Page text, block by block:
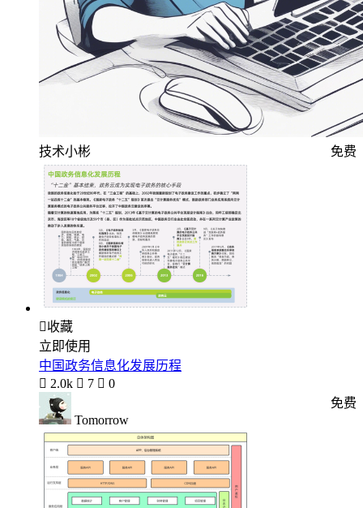
技术小彬 免费
收藏
立即使用
中国政务信息化发展历程
 2.0k  7  0
Tomorrow
免费